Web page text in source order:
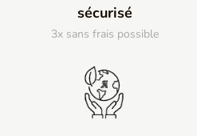
sécurisé
3x sans frais possible